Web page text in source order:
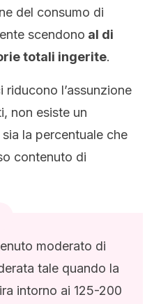
del consumo di
scendono al di
totali ingerite.
l’assunzione
non esiste un
la percentuale che
contenuto di
moderato di
tale quando la
intorno ai 125-200